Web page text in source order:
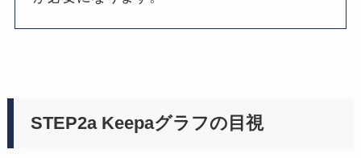
STEP2aKeepaグラフの目視